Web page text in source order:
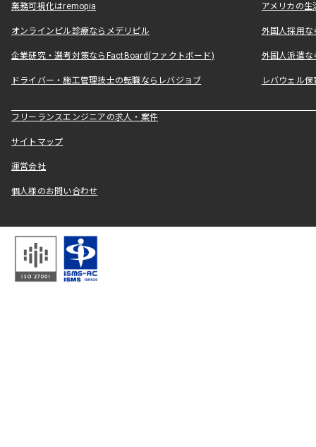
業務可視化はremopia アメリカの
オンラインピル診療ならメデリピル 外国人採用
企業研究・選考対策ならFactBoard(ファクトボード) 外国人派遣な
ドライバー・施工管理技士の転職ならレバジョブ レバウェル
フリーランスエンジニアの求人・案件
サイトマップ
運営会社
個人様のお問い合わせ